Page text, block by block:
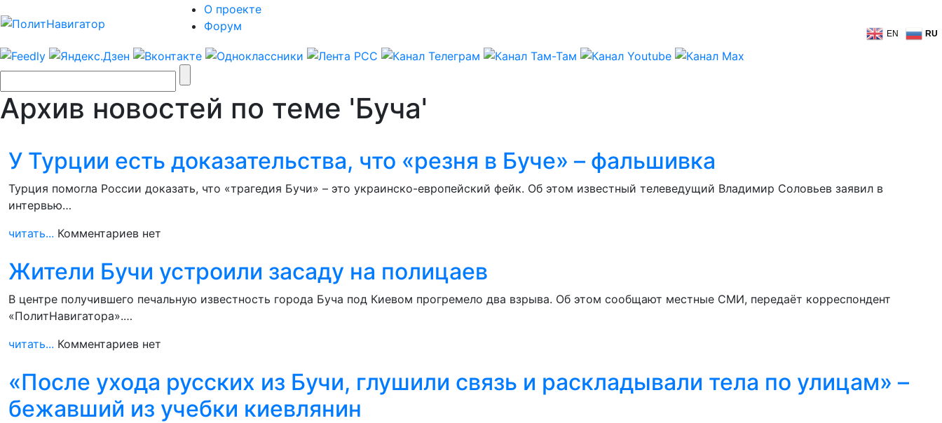
О проекте
Форум
EN RU
Архив новостей по теме 'Буча'
У Турции есть доказательства, что «резня в Буче» – фальшивка
Турция помогла России доказать, что «трагедия Бучи» – это украинско-европейский фейк. Об этом известный телеведущий Владимир Соловьев заявил в
интервью…
читать... Комментариев нет
Жители Бучи устроили засаду на полицаев
В центре получившего печальную известность города Буча под Киевом прогремело два взрыва. Об этом сообщают местные СМИ, передаёт корреспондент
«ПолитНавигатора».…
читать... Комментариев нет
«После ухода русских из Бучи, глушили связь и раскладывали тела по улицам» –
бежавший из учебки киевлянин